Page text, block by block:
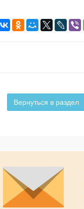
Вернуться в раздел